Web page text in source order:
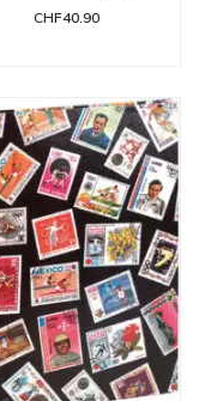
CHF40.90